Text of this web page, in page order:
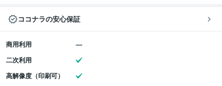
ココナラの安心保証
商用利用
二次利用
高解像度（印刷可）